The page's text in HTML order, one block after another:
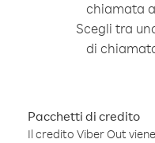
chiamata
Scegli tra
di
Pacchetti di credito
Il credito Viber Out